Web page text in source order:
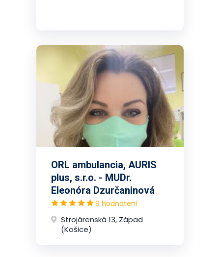
ORL ambulancia, AURIS
plus, s.r.o. - MUDr.
Eleonóra Dzurčaninová
9 hodnotení
Strojárenská 13, Západ
(Košice)